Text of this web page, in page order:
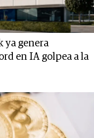
ya genera
en IA golpea a la